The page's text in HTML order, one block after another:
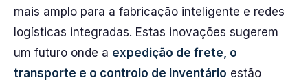
mais amplo para a fabricação inteligente e redes
logísticas integradas. Estas inovações sugerem
um futuro onde a expedição de frete, o
transporte e o controlo de inventário estão